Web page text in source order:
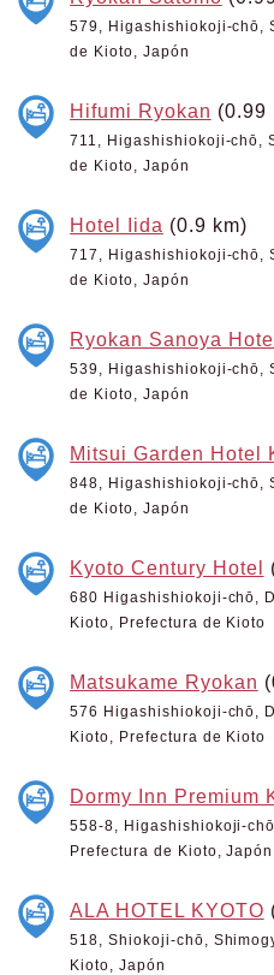
579, Higashishiokoji-chō,
de Kioto, Japón
Hifumi Ryokan (0.99
711, Higashishiokoji-chō,
de Kioto, Japón
Hotel Iida (0.9 km)
717, Higashishiokoji-chō,
de Kioto, Japón
Ryokan Sanoya
539, Higashishiokoji-chō,
de Kioto, Japón
Mitsui Garden Hotel
848, Higashishiokoji-chō,
de Kioto, Japón
Kyoto Century Hotel
680 Higashishiokoji-chō,
Kioto, Prefectura de Kioto
Matsukame Ryokan
576 Higashishiokoji-chō,
Kioto, Prefectura de Kioto
Dormy Inn Premium
558-8, Higashishiokoji-
Prefectura de Kioto, Japón
ALA HOTEL KYOTO
518, Shiokoji-chō,
Kioto, Japón